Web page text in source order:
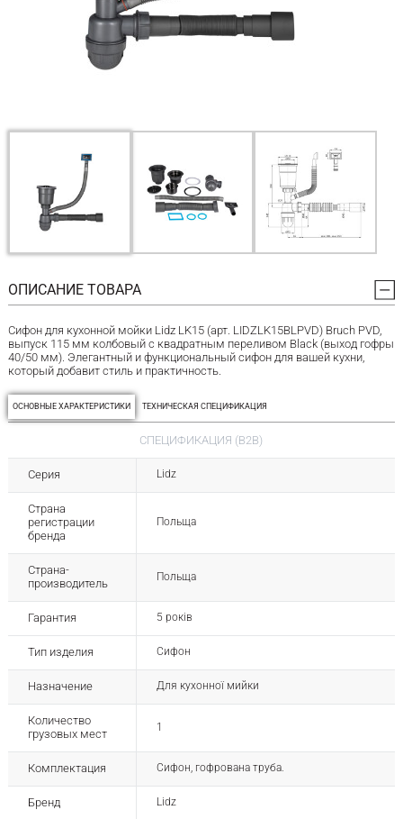
ОПИСАНИЕ ТОВАРА
Сифон для кухонной мойки Lidz LK15 (арт. LIDZLK15BLPVD) Bruch PVD,
выпуск 115 мм колбовый с квадратным переливом Black (выход гофры
40/50 мм). Элегантный и функциональный сифон для вашей кухни,
который добавит стиль и практичность.
ОСНОВНЫЕ ХАРАКТЕРИСТИКИ ТЕХНИЧЕСКАЯ СПЕЦИФИКАЦИЯ
СПЕЦИФИКАЦИЯ (B2B)
Серия Lidz
Страна
регистрации
бренда
Польща
Страна-
производитель
Польща
Гарантия 5 років
Тип изделия Сифон
Назначение Для кухонної мийки
Количество
грузовых мест
1
Комплектация Сифон, гофрована труба.
Бренд Lidz